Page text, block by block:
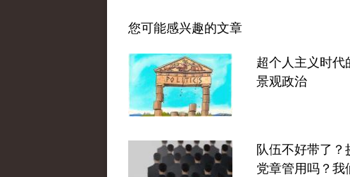
您可能感兴趣的文章
超个人主义时代
景观政治
队伍不好带了？
党章管用吗？我